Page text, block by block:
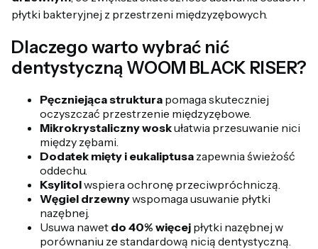
płytki bakteryjnej z przestrzeni międzyzębowych.
Dlaczego warto wybrać nić
dentystyczną WOOM BLACK RISER?
Pęczniejąca struktura pomaga skuteczniej
oczyszczać przestrzenie międzyzębowe.
Mikrokrystaliczny woskułatwia przesuwanie nici
między zębami.
Dodatek mięty i eukaliptusa zapewnia świeżość
oddechu.
Ksylitolwspiera ochronę przeciwpróchniczą.
Węgiel drzewnywspomaga usuwanie płytki
nazębnej.
Usuwa nawet do 40% więcej płytki nazębnej w
porównaniu ze standardową nicią dentystyczną.